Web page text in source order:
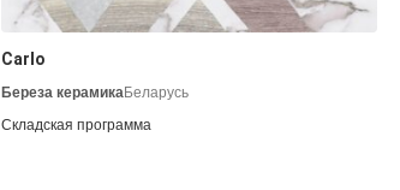
Carlo
Береза керамикаБеларусь
Складская программа